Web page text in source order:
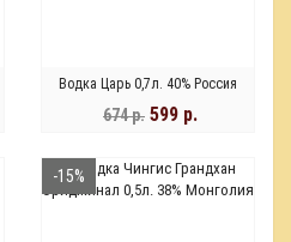
Водка Царь 0,7л. 40% Россия
674 р. 599 р.
-15%